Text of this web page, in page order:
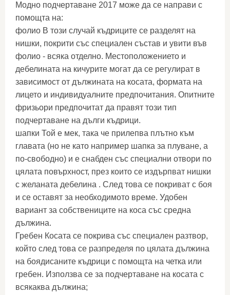
Модно подчертаване 2017 може да се направи с
помощта на:
фолио В този случай къдриците се разделят на
нишки, покрити със специален състав и увити във
фолио - всяка отделно. Местоположението и
дебелината на кичурите могат да се регулират в
зависимост от дължината на косата, формата на
лицето и индивидуалните предпочитания. Опитните
фризьори предпочитат да правят този тип
подчертаване на дълги къдрици.
шапки Той е мек, така че прилепва плътно към
главата (но не като например шапка за плуване, а
по-свободно) и е снабден със специални отвори по
цялата повърхност, през които се издърпват нишки
с желаната дебелина . След това се покриват с боя
и се оставят за необходимото време. Удобен
вариант за собствениците на коса със средна
дължина.
Гребен Косата се покрива със специален разтвор,
който след това се разпределя по цялата дължина
на боядисаните къдрици с помощта на четка или
гребен. Използва се за подчертаване на косата с
всякаква дължина;